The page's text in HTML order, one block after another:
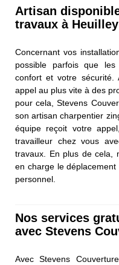
Artisan
travaux à
Concernant vos
possible parfois que
confort et votre sécurité.
appel au plus vite à des
pour cela, Stevens
son artisan charpentier
équipe reçoit votre
travailleur chez vous
travaux. En plus de cela,
en charge le
personnel.
Nos services
avec Stevens
Avec Stevens